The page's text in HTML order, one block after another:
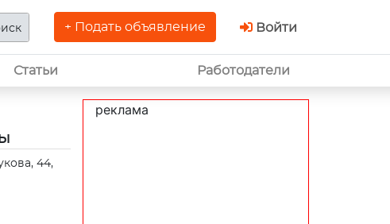
+ Подать объявление Войти
Статьи Работодатели
44,
реклама